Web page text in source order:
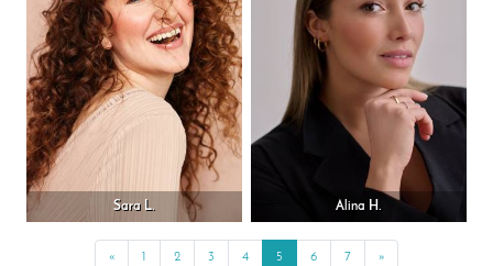
Sara L. Alina H.
« 2 3 4 5 6 7 »